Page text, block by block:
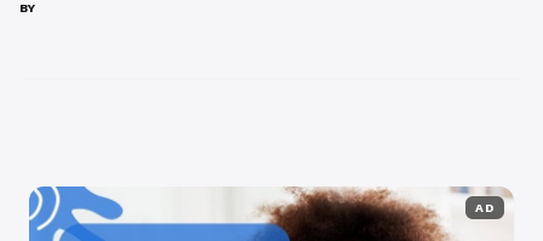
tetapi juga sarana untuk membangun hubungan yang lebih
BY
AD